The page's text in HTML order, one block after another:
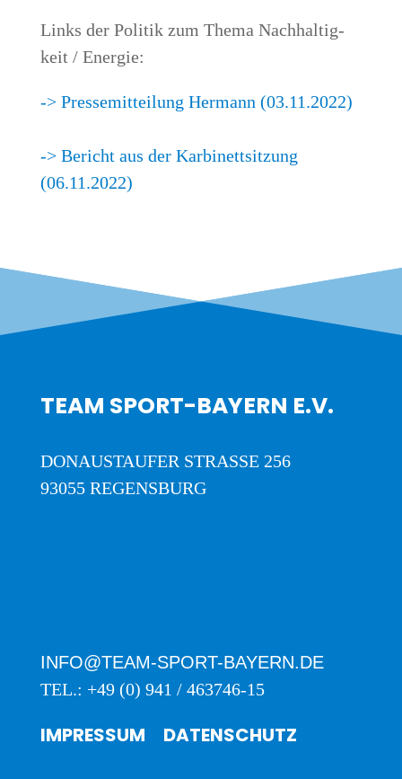
Links der Poli­tik zum The­ma Nach­hal­tig­
keit / Energie:
-> Pres­se­mit­tei­lung Her­mann (03.11.2022)
-> Bericht aus der Kar­bi­nett­sit­zung
(06.11.2022)
TEAM SPORT-BAYERN E.V.
DONAUSTAUFER STRASSE 256
93055 REGENSBURG
INFO@TEAM-SPORT-BAYERN.DE
TEL.: +49 (0) 941 / 463746-15
IMPRESSUM DATENSCHUTZ